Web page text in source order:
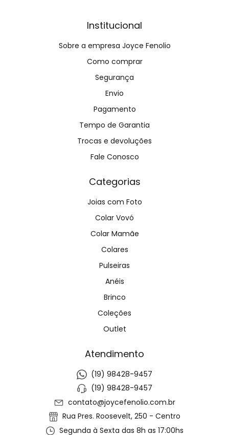
Institucional
Sobre a empresa Joyce Fenolio
Como comprar
Segurança
Envio
Pagamento
Tempo de Garantia
Trocas e devoluções
Fale Conosco
Categorias
Joias com Foto
Colar Vovó
Colar Mamãe
Colares
Pulseiras
Anéis
Brinco
Coleções
Outlet
Atendimento
(19) 98428-9457
(19) 98428-9457
contato@joycefenolio.com.br
Rua Pres. Roosevelt, 250 - Centro
Segunda à Sexta das 8h as 17:00hs